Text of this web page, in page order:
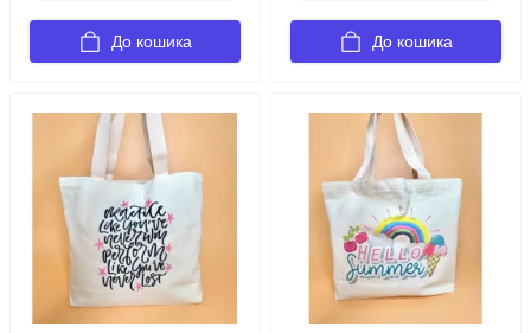
До кошика До кошика